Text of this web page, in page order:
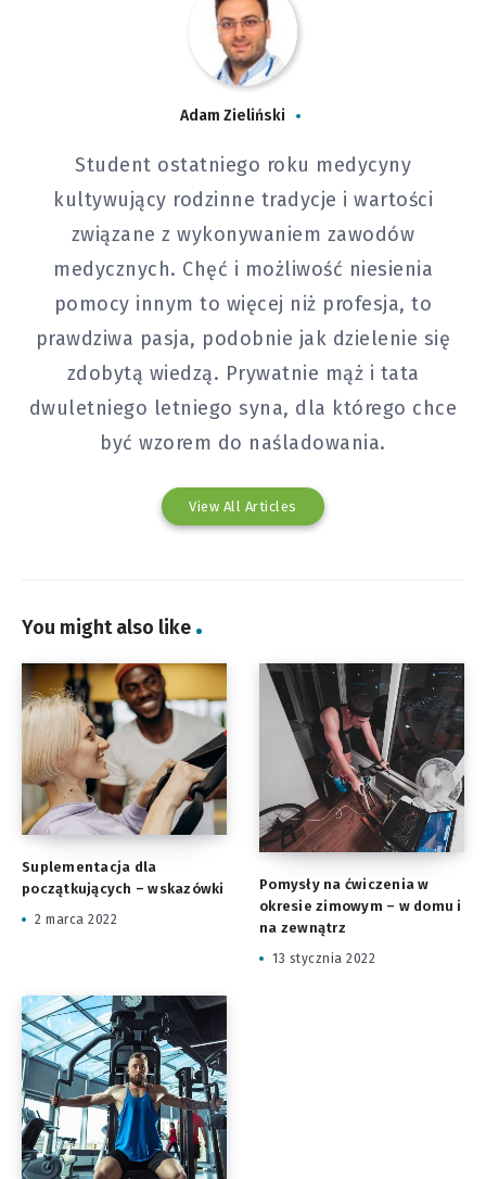
Adam Zieliński
Student ostatniego roku medycyny
kultywujący rodzinne tradycje i wartości
związane z wykonywaniem zawodów
medycznych. Chęć i możliwość niesienia
pomocy innym to więcej niż profesja, to
prawdziwa pasja, podobnie jak dzielenie się
zdobytą wiedzą. Prywatnie mąż i tata
dwuletniego letniego syna, dla którego chce
być wzorem do naśladowania.
View All Articles
You might also like
Suplementacja dla
początkujących – wskazówki
2 marca 2022
Pomysły na ćwiczenia w
okresie zimowym – w domu i
na zewnątrz
13 stycznia 2022